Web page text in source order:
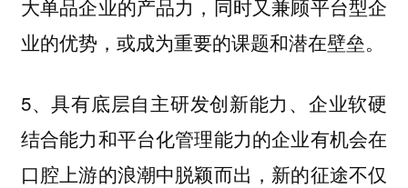
大单品企业的产品力，同时又兼顾平台型企
业的优势，或成为重要的课题和潜在壁垒。
5、具有底层自主研发创新能力、企业软硬
结合能力和平台化管理能力的企业有机会在
口腔上游的浪潮中脱颖而出，新的征途不仅